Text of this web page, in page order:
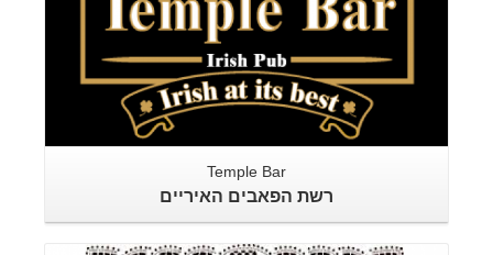
Temple Bar
רשת הפאבים האיריים